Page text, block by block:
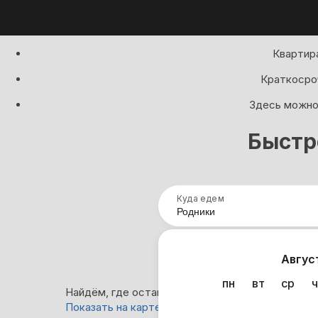
Здесь можно
Куда едем
пн
вт ср
Найдём, где остановиться в Родниках: 2
Показать на карте